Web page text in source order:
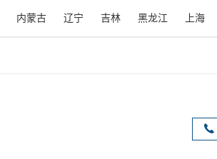
内蒙古 辽宁 吉林 黑龙江 上海